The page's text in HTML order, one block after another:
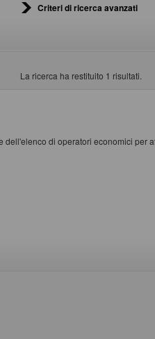
Criteri di ricerca avanzati
La ricerca ha restituito 1 risultati.
di operatori economici per